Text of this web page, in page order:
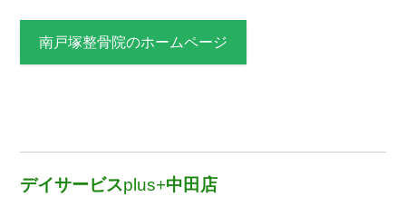
南戸塚整骨院のホームページ
デイサービスplus+中田店